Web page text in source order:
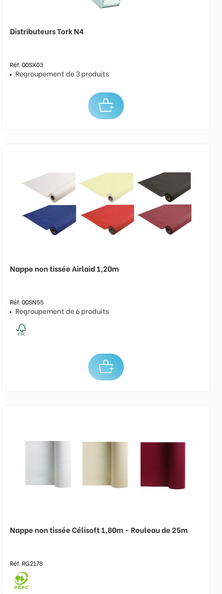
Distributeurs Tork N4
Réf. 00SX03
Regroupement de 3 produits
Nappe non tissée Airlaid 1,20m
Réf. 00SN55
Regroupement de 6 produits
Nappe non tissée Célisoft 1,80m - Rouleau de 25m
Réf. RG2178